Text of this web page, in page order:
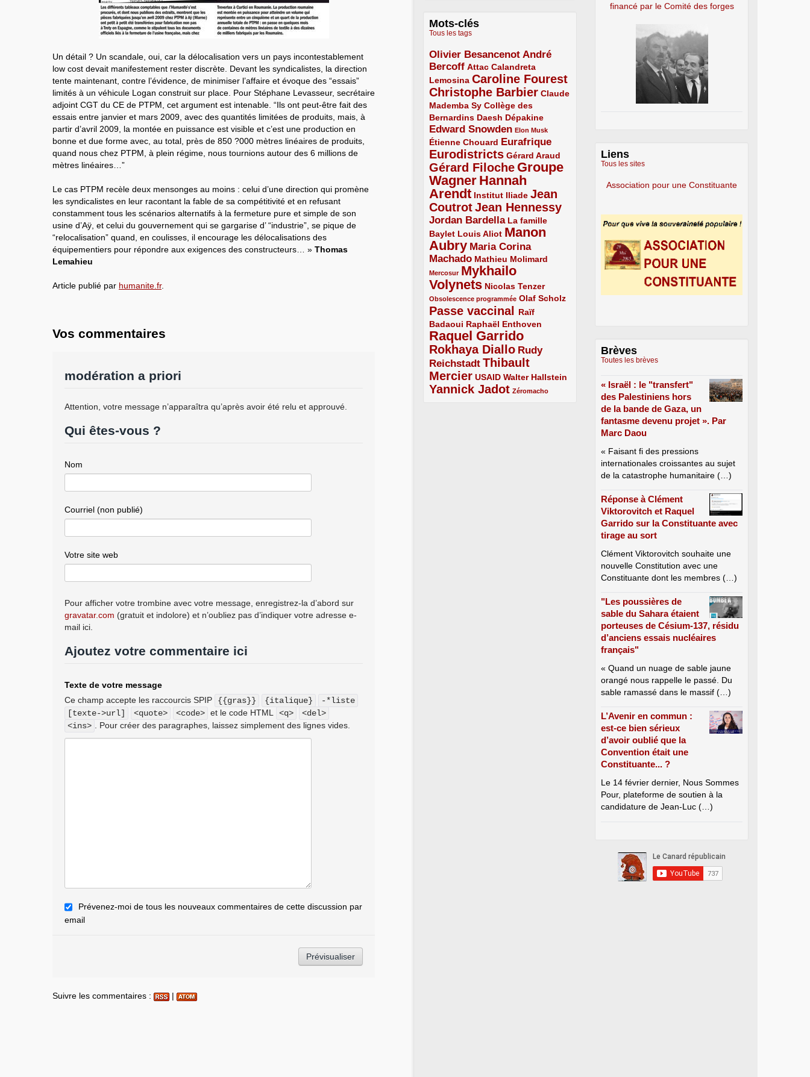
Un détail ? Un scandale, oui, car la délocalisation vers un pays incontestablement
low cost devait manifestement rester discrète. Devant les syndicalistes, la direction
tente maintenant, contre l’évidence, de minimiser l’affaire et évoque des “essais”
limités à un véhicule Logan construit sur place. Pour Stéphane Levasseur, secrétaire
adjoint CGT du CE de PTPM, cet argument est intenable. “Ils ont peut-être fait des
essais entre janvier et mars 2009, avec des quantités limitées de produits, mais, à
partir d’avril 2009, la montée en puissance est visible et c’est une production en
bonne et due forme avec, au total, près de 850 ?000 mètres linéaires de produits,
quand nous chez PTPM, à plein régime, nous tournions autour des 6 millions de
mètres linéaires…”
Le cas PTPM recèle deux mensonges au moins : celui d’une direction qui promène
les syndicalistes en leur racontant la fable de sa compétitivité et en refusant
constamment tous les scénarios alternatifs à la fermeture pure et simple de son
usine d’Aÿ, et celui du gouvernement qui se gargarise d’ “industrie”, se pique de
“relocalisation” quand, en coulisses, il encourage les délocalisations des
équipementiers pour répondre aux exigences des constructeurs… » Thomas
Lemahieu
Article publié par humanite.fr.
Vos commentaires
modération a priori
Attention, votre message n’apparaîtra qu’après avoir été relu et approuvé.
Qui êtes-vous ?
Nom
Courriel (non publié)
Votre site web
Pour afficher votre trombine avec votre message, enregistrez-la d’abord sur
gravatar.com (gratuit et indolore) et n’oubliez pas d’indiquer votre adresse e-
mail ici.
Ajoutez votre commentaire ici
Texte de votre message
Ce champ accepte les raccourcis SPIP
{{gras}} {italique}
-*liste
[texte->url]
<quote> <code> et le code HTML <q>
<del>
<ins>
. Pour créer des paragraphes, laissez simplement des lignes vides.
Prévenez-moi de tous les nouveaux commentaires de cette discussion par
email
Suivre les commentaires : |
Mots-clés
Tous les tags
Olivier Besancenot
3/5
André
Bercoff
3/5 Attac
2/5
Calandreta
Lemosina
2/5 Caroline Fourest
4/5
Christophe Barbier
4/5
Claude
Mademba Sy
2/5
Collège des
Bernardins
2/5 Daesh
2/5 Dépakine
2/5
Edward Snowden
3/5 Elon Musk
1/5
Étienne Chouard
2/5 Eurafrique
3/5
Eurodistricts
4/5 Gérard Araud
2/5
Gérard Filoche
4/5
Groupe
Wagner
5/5
Hannah
Arendt
5/5 Institut Iliade
2/5
Jean
Coutrot
4/5 Jean Hennessy
4/5
Jordan Bardella
3/5
La famille
Baylet
2/5 Louis Aliot
2/5
Manon
Aubry
5/5
Maria Corina
Machado
3/5 Mathieu Molimard
2/5
Mercosur
1/5
Mykhailo
Volynets
5/5 Nicolas Tenzer
2/5
Obsolescence programmée
1/5 Olaf Scholz
2/5
Passe vaccinal
4/5
Raïf
Badaoui
2/5 Raphaël Enthoven
2/5
Raquel Garrido
5/5
Rokhaya Diallo
4/5
Rudy
Reichstadt
3/5
Thibault
Mercier
4/5 USAID
2/5 Walter Hallstein
2/5
Yannick Jadot
4/5 Zéromacho
1/5
financé par le Comité des forges
Liens
Tous les sites
Association pour une Constituante
Brèves
Toutes les brèves
« Israël : le "transfert"
des Palestiniens hors
de la bande de Gaza, un
fantasme devenu projet ». Par
Marc Daou
« Faisant fi des pressions
internationales croissantes au sujet
de la catastrophe humanitaire (…)
Réponse à Clément
Viktorovitch et Raquel
Garrido sur la Constituante avec
tirage au sort
Clément Viktorovitch souhaite une
nouvelle Constitution avec une
Constituante dont les membres (…)
"Les poussières de
sable du Sahara étaient
porteuses de Césium-137, résidu
d’anciens essais nucléaires
français"
« Quand un nuage de sable jaune
orangé nous rappelle le passé. Du
sable ramassé dans le massif (…)
L’Avenir en commun :
est-ce bien sérieux
d’avoir oublié que la
Convention était une
Constituante... ?
Le 14 février dernier, Nous Sommes
Pour, plateforme de soutien à la
candidature de Jean-Luc (…)